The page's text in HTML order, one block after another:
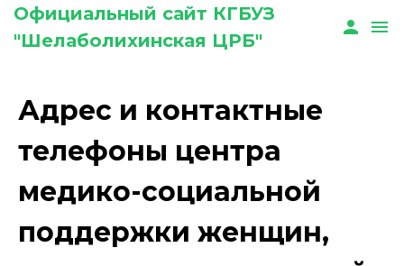
Официальный сайт КГБУЗ
"Шелаболихинская ЦРБ"
person menu
Адрес и контактные
телефоны центра
медико-социальной
поддержки женщин,